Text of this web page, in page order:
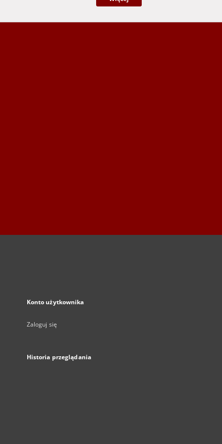
Konto użytkownika
Zaloguj się
Historia przeglądania